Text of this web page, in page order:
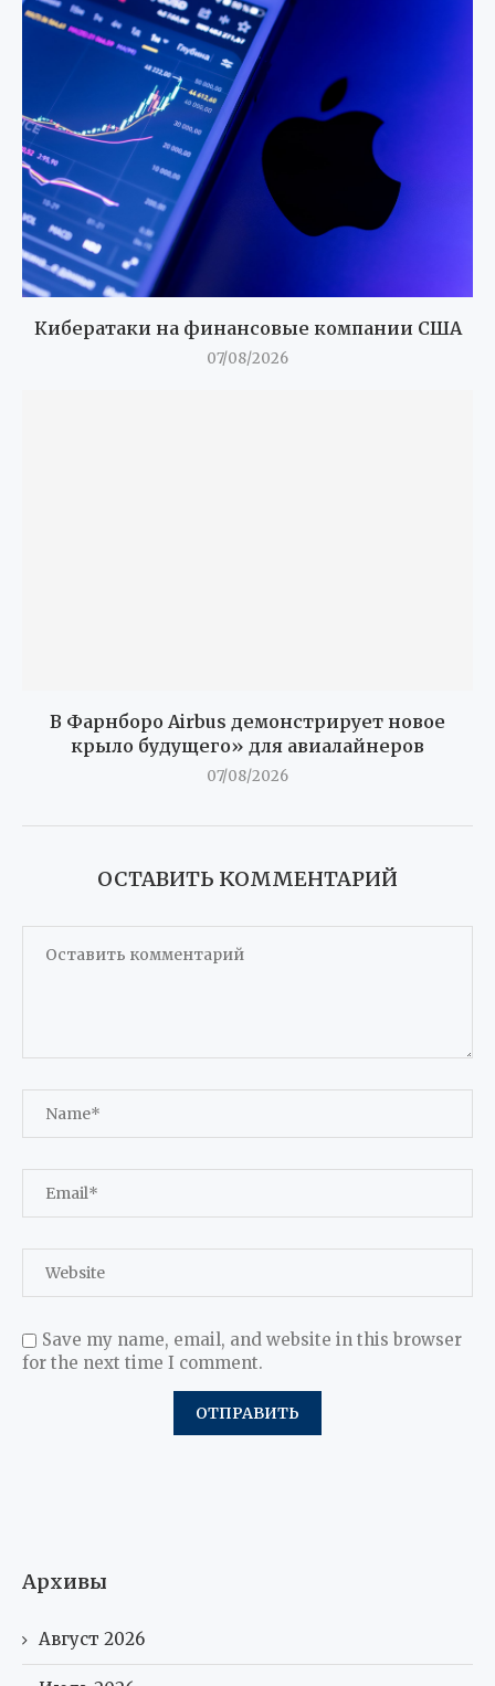
Кибератаки на финансовые компании США
07/08/2026
В Фарнборо Airbus демонстрирует новое
крыло будущего» для авиалайнеров
07/08/2026
ОСТАВИТЬ КОММЕНТАРИЙ
Save my name, email, and website in this browser
for the next time I comment.
Архивы
Август 2026